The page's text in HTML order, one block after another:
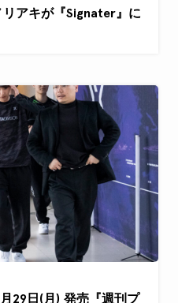
アキが『Signater』に
29日(月) 発売『週刊プ